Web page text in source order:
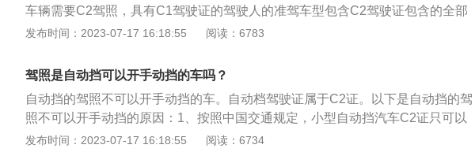
车辆需要C2驾照，具有C1驾驶证的驾驶人的准驾车型包含C2驾驶证包含的全部
车型。以下是相关介绍：1、机动车驾驶证是指依法允许学习驾驶机动车的人
可驾驶某类机动车的法律凭证。2、C1驾驶证可以驾驶小型、微型载客汽车及轻
型、微型载货汽车和轻、小、微型专项作业车，还有小型载客汽车乘坐人数小于
或等于9人的车辆。
发布时间：2023-07-17 16:18:55 阅读：6783
驾照是自动挡可以开手动挡的车吗？
自动挡的驾照不可以开手动挡的车。自动档驾驶证属于C2证。以下是自动挡的驾
照不可以开手动挡的原因：1、按照中国交通规定，小型自动挡汽车C2证只可以
开小型、微型自动挡载客汽车以及轻型、微型自动挡载货汽车。2、持C2驾驶证
发布时间：2023-07-17 16:18:55 阅读：6734